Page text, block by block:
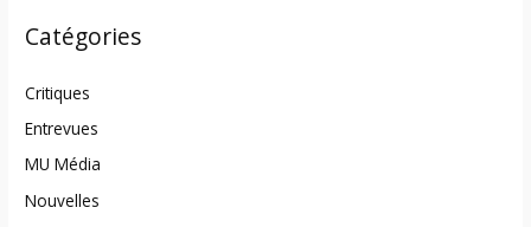
Catégories
Critiques
Entrevues
MU Média
Nouvelles